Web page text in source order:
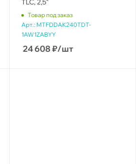
TLC, 2,5"
Товар под заказ
Арт.: MTFDDAK240TDT-
1AW1ZABYY
24 608₽/шт